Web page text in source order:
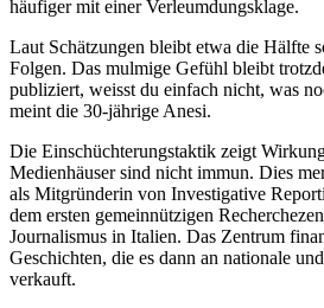
häufiger mit einer Verleumdungsklage.
Laut Schätzungen bleibt etwa die Hälfte
Folgen. Das mulmige Gefühl bleibt
publiziert, weisst du einfach nicht, was
meint die 30-jährige Anesi.
Die Einschüchterungstaktik zeigt
Medienhäuser sind nicht immun. Dies
als Mitgründerin von Investigative
dem ersten gemeinnützigen
Journalismus in Italien. Das Zentrum
Geschichten, die es dann an nationale
verkauft.